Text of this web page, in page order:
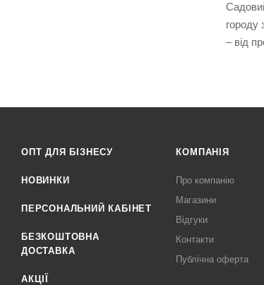
городу
– від
ОПТ ДЛЯ БІЗНЕСУ
НОВИНКИ
ПЕРСОНАЛЬНИЙ КАБІНЕТ
БЕЗКОШТОВНА
ДОСТАВКА
АКЦІЇ
КОМПАНІЯ
Про компанію
Магазини
Відгуки
Контакти
Публічна оферта